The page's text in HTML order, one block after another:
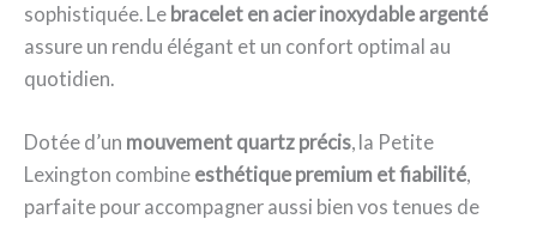
sophistiquée. Le bracelet en acier inoxydable argenté
assure un rendu élégant et un confort optimal au
quotidien.
Dotée d’un mouvement quartz précis, la Petite
Lexington combine esthétique premium et fiabilité,
parfaite pour accompagner aussi bien vos tenues de